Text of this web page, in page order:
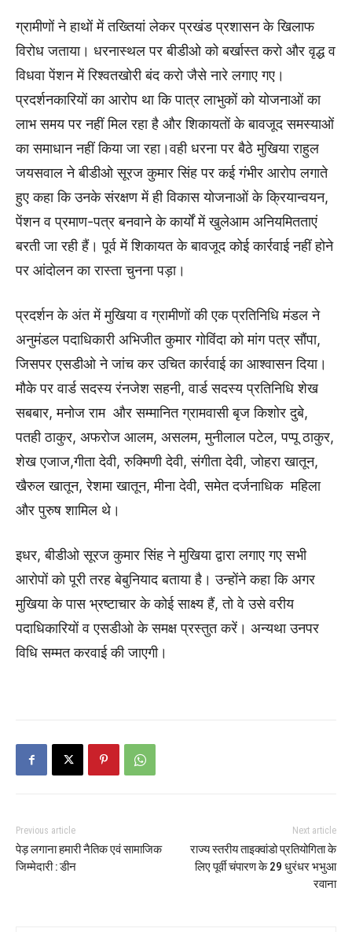
ग्रामीणों ने हाथों में तख्तियां लेकर प्रखंड प्रशासन के खिलाफ
विरोध जताया। धरनास्थल पर बीडीओ को बर्खास्त करो और वृद्ध व
विधवा पेंशन में रिश्वतखोरी बंद करो जैसे नारे लगाए गए।
प्रदर्शनकारियों का आरोप था कि पात्र लाभुकों को योजनाओं का
लाभ समय पर नहीं मिल रहा है और शिकायतों के बावजूद समस्याओं
का समाधान नहीं किया जा रहा।वही धरना पर बैठे मुखिया राहुल
जयसवाल ने बीडीओ सूरज कुमार सिंह पर कई गंभीर आरोप लगाते
हुए कहा कि उनके संरक्षण में ही विकास योजनाओं के क्रियान्वयन,
पेंशन व प्रमाण-पत्र बनवाने के कार्यों में खुलेआम अनियमितताएं
बरती जा रही हैं। पूर्व में शिकायत के बावजूद कोई कार्रवाई नहीं होने
पर आंदोलन का रास्ता चुनना पड़ा।
प्रदर्शन के अंत में मुखिया व ग्रामीणों की एक प्रतिनिधि मंडल ने
अनुमंडल पदाधिकारी अभिजीत कुमार गोविंदा को मांग पत्र सौंपा,
जिसपर एसडीओ ने जांच कर उचित कार्रवाई का आश्वासन दिया।
मौके पर वार्ड सदस्य रंनजेश सहनी, वार्ड सदस्य प्रतिनिधि शेख
सबबार, मनोज राम और सम्मानित ग्रामवासी बृज किशोर दुबे,
पतही ठाकुर, अफरोज आलम, असलम, मुनीलाल पटेल, पप्पू ठाकुर,
शेख एजाज,गीता देवी, रुक्मिणी देवी, संगीता देवी, जोहरा खातून,
खैरुल खातून, रेशमा खातून, मीना देवी, समेत दर्जनाधिक महिला
और पुरुष शामिल थे।
इधर, बीडीओ सूरज कुमार सिंह ने मुखिया द्वारा लगाए गए सभी
आरोपों को पूरी तरह बेबुनियाद बताया है। उन्होंने कहा कि अगर
मुखिया के पास भ्रष्टाचार के कोई साक्ष्य हैं, तो वे उसे वरीय
पदाधिकारियों व एसडीओ के समक्ष प्रस्तुत करें। अन्यथा उनपर
विधि सम्मत करवाई की जाएगी।
Previous article
पेड़ लगाना हमारी नैतिक एवं सामाजिक
जिम्मेदारी : डीन
Next article
राज्य स्तरीय ताइक्वांडो प्रतियोगिता के
लिए पूर्वी चंपारण के 29 धुरंधर भभुआ
रवाना